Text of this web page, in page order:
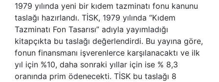
1979 yılında yeni bir kıdem tazminatı fonu kanunu
taslağı hazırlandı. TİSK, 1979 yılında “Kıdem
Tazminatı Fon Tasarısı” adıyla yayımladığı
kitapçıkta bu taslağı değerlendirdi. Bu yayına göre,
fonun finansmanı işverenlerce karşılanacaktı ve ilk
yıl için %10, daha sonraki yıllar için ise % 8,3
oranında prim ödenecekti. TİSK bu taslağı 8